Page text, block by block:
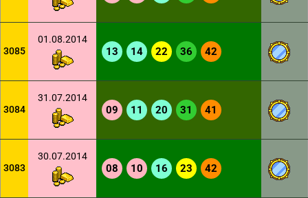
3085
01.08.2014
13 14 22 36 42
3084
31.07.2014
09 11 20 31 41
3083
30.07.2014
08 10 16 23 42